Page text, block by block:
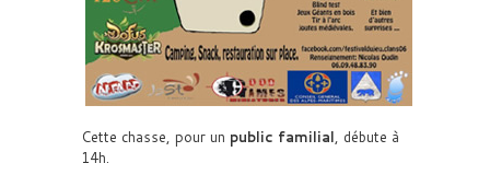
Cette chasse, pour un public familial, débute à
14h.